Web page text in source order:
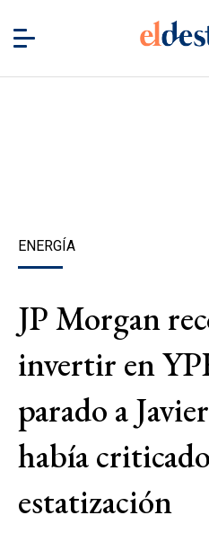
ENERGÍA
JP Morgan
invertir en
parado a
había
estatización